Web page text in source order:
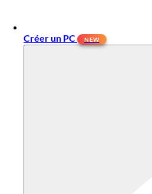
Créer un PC NEW